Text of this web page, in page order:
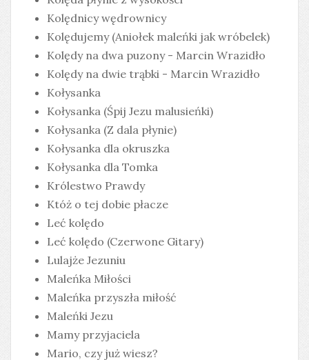
Kolędnicy wędrownicy
Kolędujemy (Aniołek maleńki jak wróbelek)
Kolędy na dwa puzony - Marcin Wrazidło
Kolędy na dwie trąbki - Marcin Wrazidło
Kołysanka
Kołysanka (Śpij Jezu malusieńki)
Kołysanka (Z dala płynie)
Kołysanka dla okruszka
Kołysanka dla Tomka
Królestwo Prawdy
Któż o tej dobie płacze
Leć kolędo
Leć kolędo (Czerwone Gitary)
Lulajże Jezuniu
Maleńka Miłości
Maleńka przyszła miłość
Maleńki Jezu
Mamy przyjaciela
Mario, czy już wiesz?